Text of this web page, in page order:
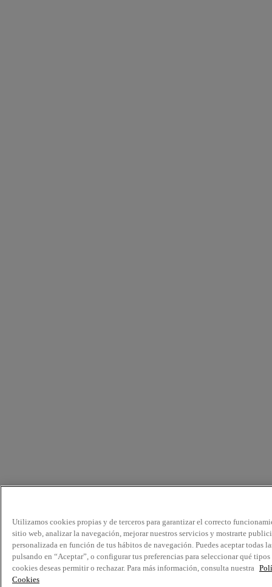
Utilizamos cookies propias y de terceros para garantizar el correcto
sitio web, analizar la navegación, mejorar nuestros servicios y mostrarte
personalizada en función de tus hábitos de navegación. Puedes aceptar todas
pulsando en “Aceptar”, o configurar tus preferencias para seleccionar qué tipos
cookies deseas permitir o rechazar. Para más información, consulta nuestra
Cookies